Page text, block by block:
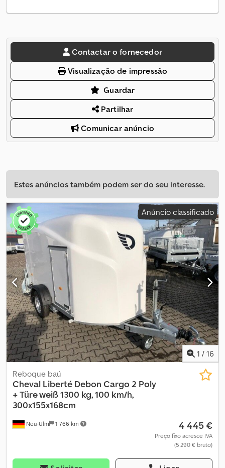
Contactar o fornecedor
Visualização de impressão
Guardar
Partilhar
Comunicar anúncio
Estes anúncios também podem ser do seu interesse.
Anúncio classificado
1 / 16
Neu-Ulm 1 766 km
Reboque baú
Cheval Liberté Debon Cargo 2 Poly
+ Türe weiß 1300 kg, 100 km/h,
300x155x168cm
4 445 €
Preço fixo acresce IVA
(5 290 € bruto)